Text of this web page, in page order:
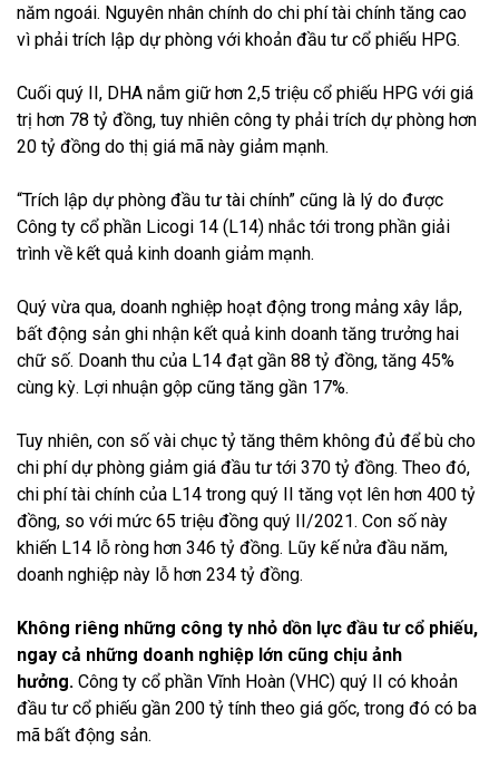
năm ngoái. Nguyên nhân chính do chi phí tài chính tăng cao
vì phải trích lập dự phòng với khoản đầu tư cổ phiếu HPG.
Cuối quý II, DHA nắm giữ hơn 2,5 triệu cổ phiếu HPG với giá
trị hơn 78 tỷ đồng, tuy nhiên công ty phải trích dự phòng hơn
20 tỷ đồng do thị giá mã này giảm mạnh.
“Trích lập dự phòng đầu tư tài chính” cũng là lý do được
Công ty cổ phần Licogi 14 (L14) nhắc tới trong phần giải
trình về kết quả kinh doanh giảm mạnh.
Quý vừa qua, doanh nghiệp hoạt động trong mảng xây lắp,
bất động sản ghi nhận kết quả kinh doanh tăng trưởng hai
chữ số. Doanh thu của L14 đạt gần 88 tỷ đồng, tăng 45%
cùng kỳ. Lợi nhuận gộp cũng tăng gần 17%.
Tuy nhiên, con số vài chục tỷ tăng thêm không đủ để bù cho
chi phí dự phòng giảm giá đầu tư tới 370 tỷ đồng. Theo đó,
chi phí tài chính của L14 trong quý II tăng vọt lên hơn 400 tỷ
đồng, so với mức 65 triệu đồng quý II/2021. Con số này
khiến L14 lỗ ròng hơn 346 tỷ đồng. Lũy kế nửa đầu năm,
doanh nghiệp này lỗ hơn 234 tỷ đồng.
Không riêng những công ty nhỏ dồn lực đầu tư cổ phiếu,
ngay cả những doanh nghiệp lớn cũng chịu ảnh
hưởng. Công ty cổ phần Vĩnh Hoàn (VHC) quý II có khoản
đầu tư cổ phiếu gần 200 tỷ tính theo giá gốc, trong đó có ba
mã bất động sản.